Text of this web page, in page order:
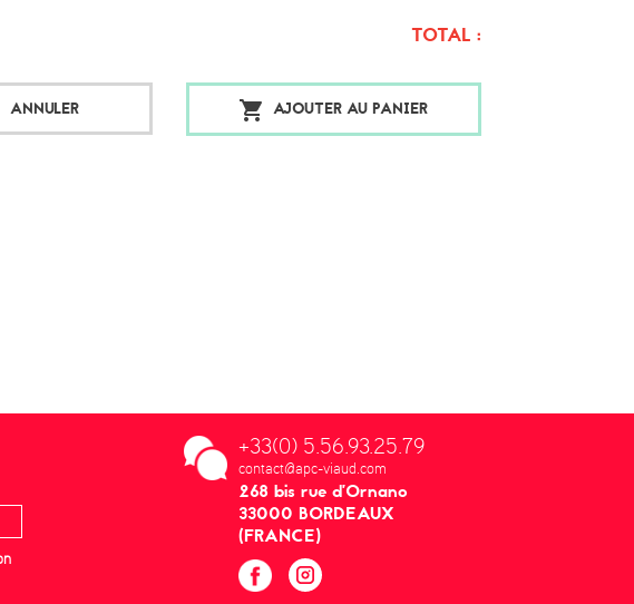
TOTAL :
ANNULER AJOUTER AU PANIER
+33(0) 5.56.93.25.79
contact@apc-viaud.com
268 bis rue d’Ornano
33000 BORDEAUX
(FRANCE)